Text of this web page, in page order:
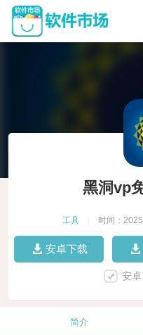
黑洞vp
工具 时间：
安卓下载
安
简介